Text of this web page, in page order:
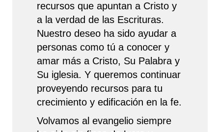
recursos que apuntan a Cristo y
a la verdad de las Escrituras.
Nuestro deseo ha sido ayudar a
personas como tú a conocer y
amar más a Cristo, Su Palabra y
Su iglesia. Y queremos continuar
proveyendo recursos para tu
crecimiento y edificación en la fe.
Volvamos al evangelio siempre